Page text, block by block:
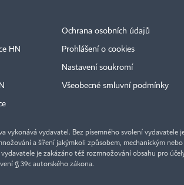
HN
Ochrana osobních údajů
Prohlášení o cookies
Nastavení soukromí
Všeobecné smluvní podmínky
vykonává vydavatel. Bez písemného svolení vydavatele
a šíření jakýmkoli způsobem, mechanickým
vydavatele je zakázáno též rozmnožování obsahu pro
§ 39c autorského zákona.